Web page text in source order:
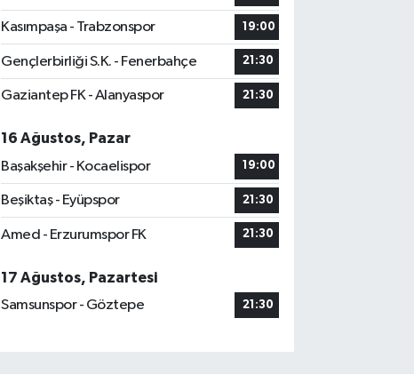
Kasımpaşa - Trabzonspor 19:00
Gençlerbirliği S.K. - Fenerbahçe 21:30
Gaziantep FK - Alanyaspor 21:30
16 Ağustos, Pazar
Başakşehir - Kocaelispor
19:00
Beşiktaş - Eyüpspor 21:30
Amed - Erzurumspor FK 21:30
17 Ağustos, Pazartesi
Samsunspor - Göztepe
21:30